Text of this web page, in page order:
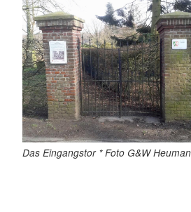
Das Eingangstor * Foto G&W